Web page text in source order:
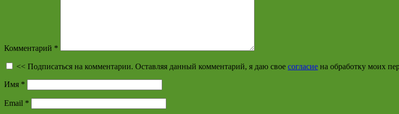
Комментарий *
<< Подписаться на комментарии. Оставляя данный комментарий, я даю свое согласие на обработку моих
Имя *
Email *